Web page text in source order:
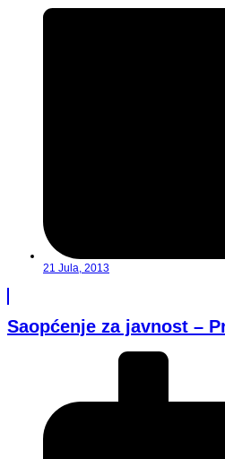
21 Jula, 2013
Saopćenje za javnost –